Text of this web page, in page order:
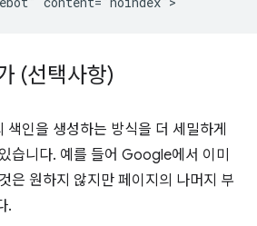
(선택사항)
색인을 생성하는 방식을 더 세밀하게
습니다. 예를 들어 Google에서 이미
은 원하지 않지만 페이지의 나머지 부
.